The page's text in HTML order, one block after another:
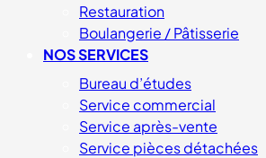
Restauration
Boulangerie / Pâtisserie
NOS SERVICES
Bureau d’études
Service commercial
Service après-vente
Service pièces détachées